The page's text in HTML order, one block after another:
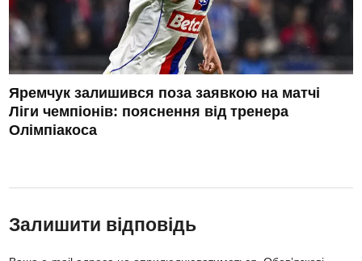
Яремчук залишився поза заявкою на матчі
Ліги чемпіонів: пояснення від тренера
Олімпіакоса
Залишити відповідь